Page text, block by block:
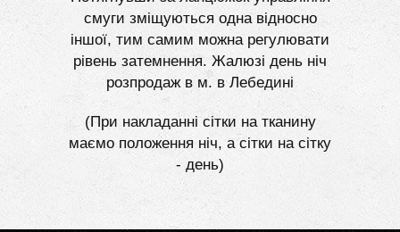
смуги зміщуються одна відносно
іншої, тим самим можна регулювати
рівень затемнення. Жалюзі день ніч
розпродаж в м. в Лебедині
(При накладанні сітки на тканину
маємо положення ніч, а сітки на сітку
- день)